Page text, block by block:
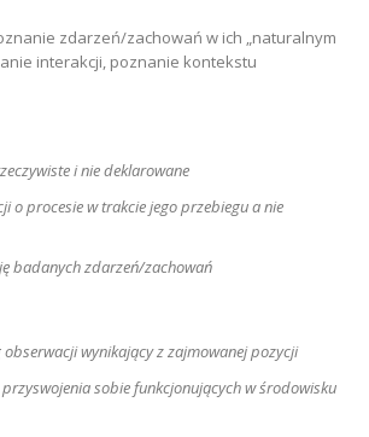
zdarzeń/zachowań w ich „naturalnym
interakcji, poznanie kontekstu
i nie deklarowane
o procesie w trakcie jego przebiegu a nie
badanych zdarzeń/zachowań
obserwacji wynikający z zajmowanej pozycji
sobie funkcjonujących w środowisku